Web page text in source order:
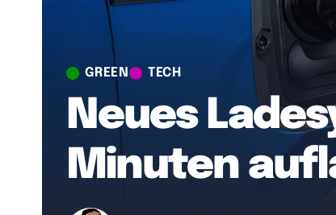
GREEN TECH
Neues
Minuten